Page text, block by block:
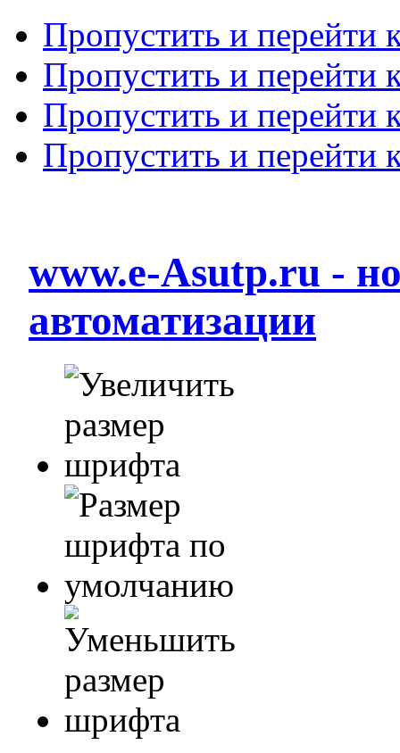
Пропустить и перейти
Пропустить и перейти
Пропустить и перейти
Пропустить и перейти
www.e-Asutp.ru -
автоматизации